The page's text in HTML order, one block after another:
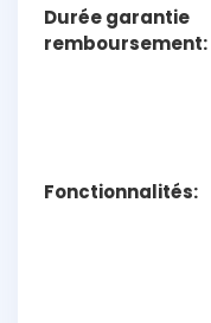
Durée garantie
remboursement
Fonctionnalités